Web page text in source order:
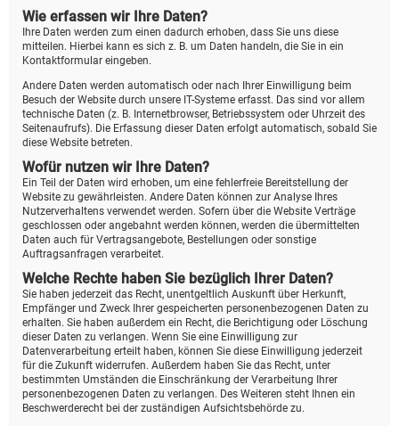
Wie erfassen wir Ihre Daten?
Ihre Daten werden zum einen dadurch erhoben, dass Sie uns diese
mitteilen. Hierbei kann es sich z. B. um Daten handeln, die Sie in ein
Kontaktformular eingeben.
Andere Daten werden automatisch oder nach Ihrer Einwilligung beim
Besuch der Website durch unsere IT-Systeme erfasst. Das sind vor allem
technische Daten (z. B. Internetbrowser, Betriebssystem oder Uhrzeit des
Seitenaufrufs). Die Erfassung dieser Daten erfolgt automatisch, sobald Sie
diese Website betreten.
Wofür nutzen wir Ihre Daten?
Ein Teil der Daten wird erhoben, um eine fehlerfreie Bereitstellung der
Website zu gewährleisten. Andere Daten können zur Analyse Ihres
Nutzerverhaltens verwendet werden. Sofern über die Website Verträge
geschlossen oder angebahnt werden können, werden die übermittelten
Daten auch für Vertragsangebote, Bestellungen oder sonstige
Auftragsanfragen verarbeitet.
Welche Rechte haben Sie bezüglich Ihrer Daten?
Sie haben jederzeit das Recht, unentgeltlich Auskunft über Herkunft,
Empfänger und Zweck Ihrer gespeicherten personenbezogenen Daten zu
erhalten. Sie haben außerdem ein Recht, die Berichtigung oder Löschung
dieser Daten zu verlangen. Wenn Sie eine Einwilligung zur
Datenverarbeitung erteilt haben, können Sie diese Einwilligung jederzeit
für die Zukunft widerrufen. Außerdem haben Sie das Recht, unter
bestimmten Umständen die Einschränkung der Verarbeitung Ihrer
personenbezogenen Daten zu verlangen. Des Weiteren steht Ihnen ein
Beschwerderecht bei der zuständigen Aufsichtsbehörde zu.